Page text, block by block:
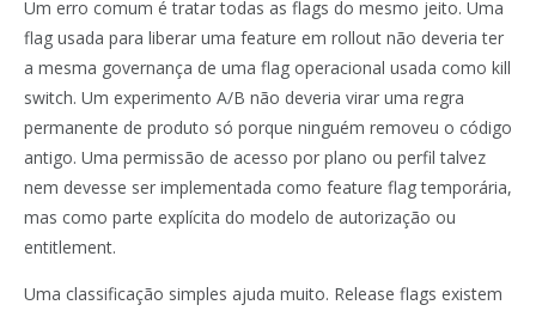
Um erro comum é tratar todas as flags do mesmo jeito. Uma
flag usada para liberar uma feature em rollout não deveria ter
a mesma governança de uma flag operacional usada como kill
switch. Um experimento A/B não deveria virar uma regra
permanente de produto só porque ninguém removeu o código
antigo. Uma permissão de acesso por plano ou perfil talvez
nem devesse ser implementada como feature flag temporária,
mas como parte explícita do modelo de autorização ou
entitlement.
Uma classificação simples ajuda muito. Release flags existem